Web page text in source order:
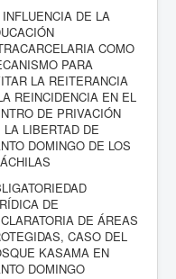
INFLUENCIA DE LA
COMO
PARA
LA REITERANCIA
REINCIDENCIA EN EL
DE PRIVACIÓN
LA LIBERTAD DE
DOMINGO DE LOS
DE
DE ÁREAS
CASO DEL
KASAMA EN
DOMINGO